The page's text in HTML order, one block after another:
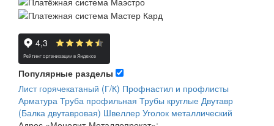
Популярные разделы
Лист горячекатаный (Г/К) Профнастил и профлисты
Арматура Труба профильная Трубы круглые Двутавр
(Балка двутавровая) Швеллер Уголок металлический